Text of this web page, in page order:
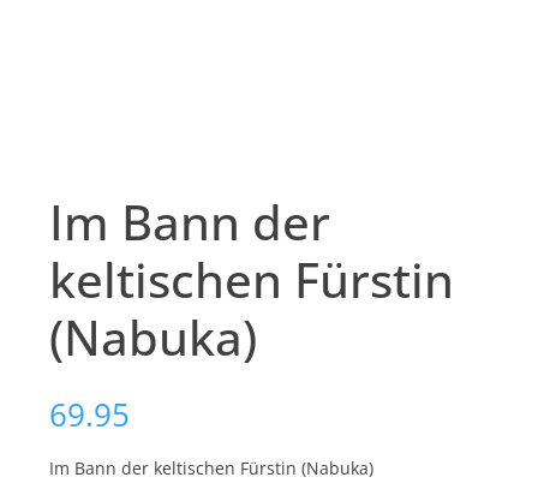
Im Bann der
keltischen Fürstin
(Nabuka)
69.95
Im Bann der keltischen Fürstin (Nabuka)